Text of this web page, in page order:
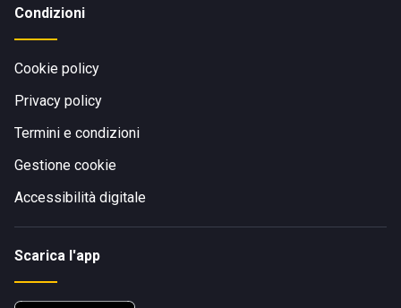
Condizioni
Cookie policy
Privacy policy
Termini e condizioni
Gestione cookie
Accessibilità digitale
Scarica l'app